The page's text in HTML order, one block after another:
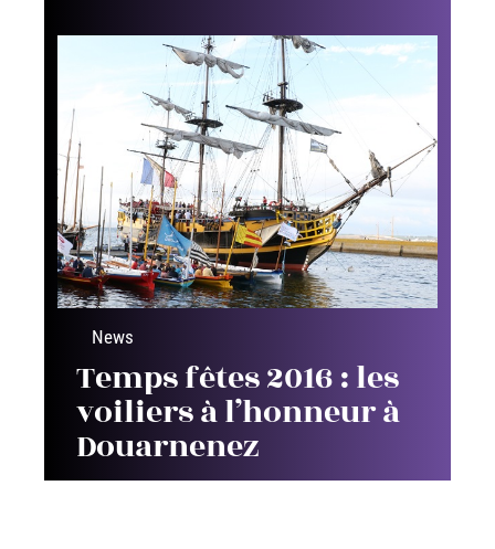
News
Temps fêtes 2016 : les
voiliers à l’honneur à
Douarnenez